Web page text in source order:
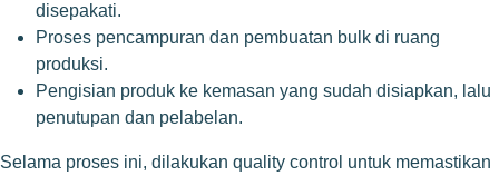
disepakati.
Proses pencampuran dan pembuatan bulk di ruang
produksi.
Pengisian produk ke kemasan yang sudah disiapkan, lalu
penutupan dan pelabelan.
Selama proses ini, dilakukan quality control untuk memastikan